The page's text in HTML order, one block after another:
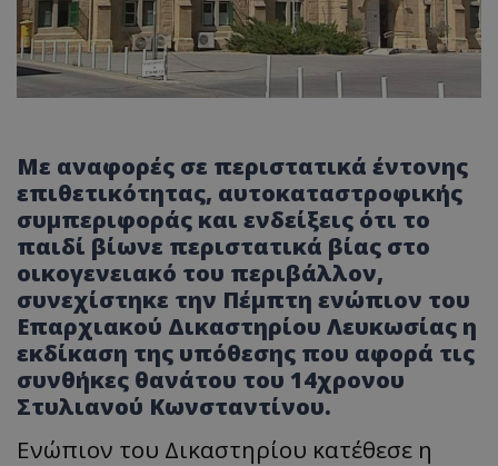
Με αναφορές σε περιστατικά έντονης
επιθετικότητας, αυτοκαταστροφικής
συμπεριφοράς και ενδείξεις ότι το
παιδί βίωνε περιστατικά βίας στο
οικογενειακό του περιβάλλον,
συνεχίστηκε την Πέμπτη ενώπιον του
Επαρχιακού Δικαστηρίου Λευκωσίας η
εκδίκαση της υπόθεσης που αφορά τις
συνθήκες θανάτου του 14χρονου
Στυλιανού Κωνσταντίνου.
Ενώπιον του Δικαστηρίου κατέθεσε η